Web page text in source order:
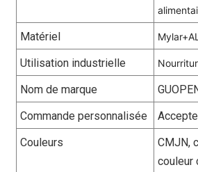
Matériel
Utilisation industrielle
Nom de marque
Commande personnalisée
Couleurs
CMJN,
couleur